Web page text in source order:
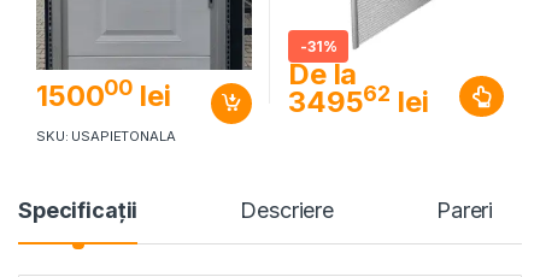
150000 lei
SKU: USAPIETONALA
-31%
De la
349562 lei
Specificaţii Descriere Pareri